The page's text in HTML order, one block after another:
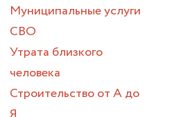
Муниципальные услуги
СВО
Утрата близкого
человека
Строительство от А до